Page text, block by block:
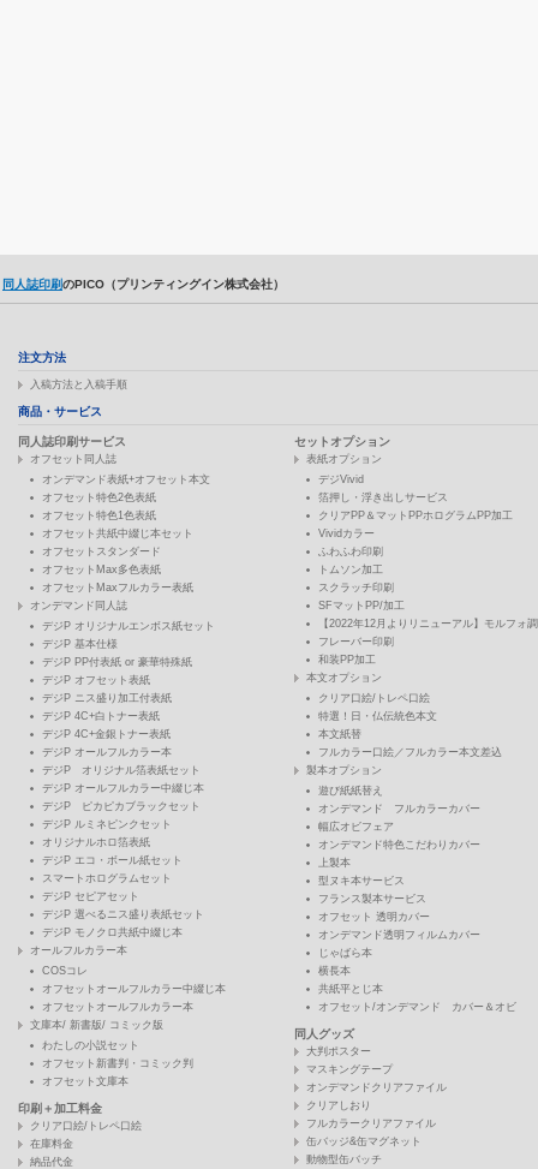
同人誌印刷のPICO（プリンティングイン株式会社）
注文方法
入稿方法と入稿手順
商品・サービス
同人誌印刷サービス
オフセット同人誌
オンデマンド表紙+オフセット本文
オフセット特色2色表紙
オフセット特色1色表紙
オフセット共紙中綴じ本セット
オフセットスタンダード
オフセットMax多色表紙
オフセットMaxフルカラー表紙
オンデマンド同人誌
デジP オリジナルエンボス紙セット
デジP 基本仕様
デジP PP付表紙 or 豪華特殊紙
デジP オフセット表紙
デジP ニス盛り加工付表紙
デジP 4C+白トナー表紙
デジP 4C+金銀トナー表紙
デジP オールフルカラー本
デジP オリジナル箔表紙セット
デジP オールフルカラー中綴じ本
デジP ピカピカブラックセット
デジP ルミネピンクセット
オリジナルホロ箔表紙
デジP エコ・ボール紙セット
スマートホログラムセット
デジP セピアセット
デジP 選べるニス盛り表紙セット
デジP モノクロ共紙中綴じ本
オールフルカラー本
COSコレ
オフセットオールフルカラー中綴じ本
オフセットオールフルカラー本
文庫本/ 新書版/ コミック版
わたしの小説セット
オフセット新書判・コミック判
オフセット文庫本
印刷＋加工料金
クリア口絵/トレペ口絵
在庫料金
納品代金
セットオプション
表紙オプション
デジVivid
箔押し・浮き出しサービス
クリアPP＆マットPPホログラムPP加工
Vividカラー
ふわふわ印刷
トムソン加工
スクラッチ印刷
SFマットPP/加工
【2022年12月よりリニューアル】モルフォ
フレーバー印刷
和装PP加工
本文オプション
クリア口絵/トレペ口絵
特選！日・仏伝統色本文
本文紙替
フルカラー口絵／フルカラー本文差込
製本オプション
遊び紙紙替え
オンデマンド フルカラーカバー
幅広オビフェア
オンデマンド特色こだわりカバー
上製本
型ヌキ本サービス
フランス製本サービス
オフセット 透明カバー
オンデマンド透明フィルムカバー
じゃばら本
横長本
共紙平とじ本
オフセット/オンデマンド カバー＆オビ
同人グッズ
大判ポスター
マスキングテープ
オンデマンドクリアファイル
クリアしおり
フルカラークリアファイル
缶バッジ&缶マグネット
動物型缶バッチ